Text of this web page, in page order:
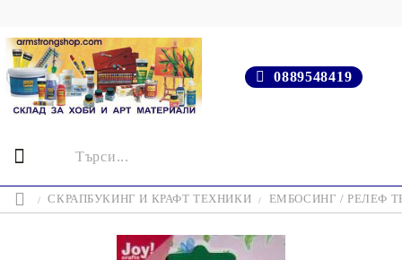
0889548419
СКРАПБУКИНГ И КРАФТ ТЕХНИКИ ЕМБОСИНГ / РЕЛЕФ